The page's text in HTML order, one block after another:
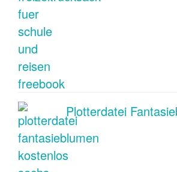
Plotterdatei